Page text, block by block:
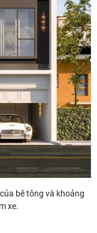
bê tông và khoảng
xe.